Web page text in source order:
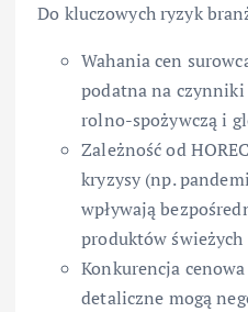
Do kluczowych ryzyk
Wahania cen
podatna na
rolno-spożywczą i
Zależność od
kryzysy (np.
wpływają
produktów
Konkurencja
detaliczne mogą